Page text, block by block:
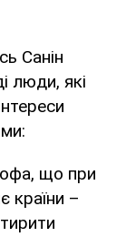
Санін
люди, які
що при
країни –